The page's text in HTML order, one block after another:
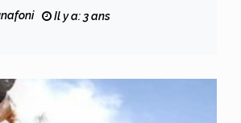
PRIMATURE
Il y a: 3 ans